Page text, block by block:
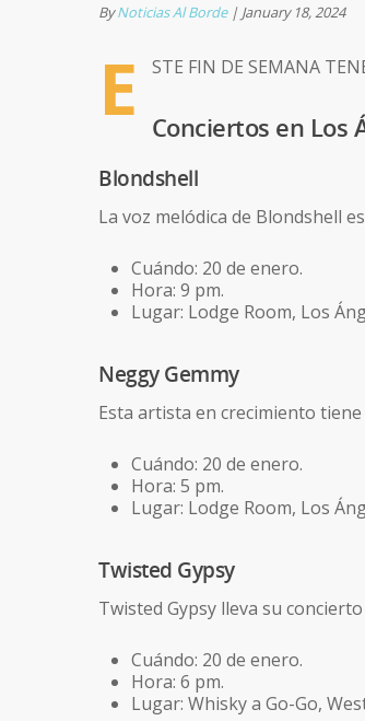
ByNoticias Al Borde | January 18, 2024
E ste fin de semana
Conciertos en Los
Blondshell
La voz melódica de Blondshell
Cuándo: 20 de enero.
Hora: 9 pm.
Lugar: Lodge Room, Los
Neggy Gemmy
Esta artista en crecimiento
Cuándo: 20 de enero.
Hora: 5 pm.
Lugar: Lodge Room, Los
Twisted Gypsy
Twisted Gypsy lleva su
Cuándo: 20 de enero.
Hora: 6 pm.
Lugar: Whisky a Go-Go,